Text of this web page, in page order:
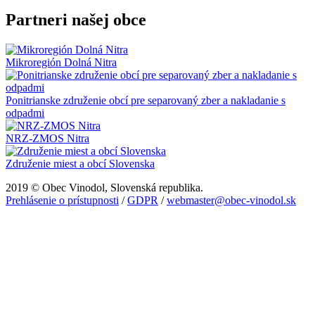
Partneri našej obce
Mikroregión Dolná Nitra
Ponitrianske združenie obcí pre separovaný zber a nakladanie s
odpadmi
NRZ-ZMOS Nitra
Združenie miest a obcí Slovenska
2019 © Obec Vinodol, Slovenská republika.
Prehlásenie o prístupnosti /GDPR /webmaster@obec-vinodol.sk